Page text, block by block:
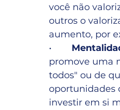
você não
outros o
aumento, por
•
promove uma
todos" ou de
oportunidades
investir em si